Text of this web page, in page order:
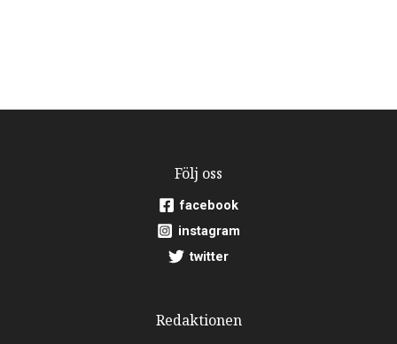
Följ oss
facebook
instagram
twitter
Redaktionen